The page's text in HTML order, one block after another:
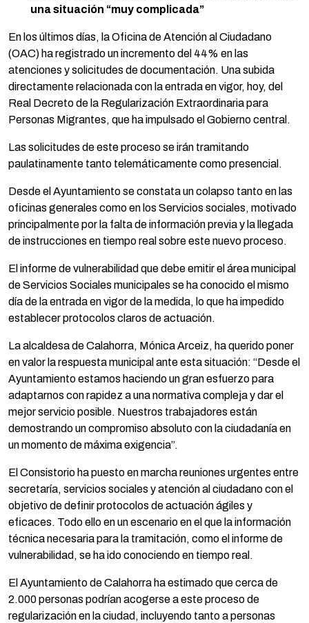
una situación “muy complicada”
En los últimos días, la Oficina de Atención al Ciudadano
(OAC) ha registrado un incremento del 44% en las
atenciones y solicitudes de documentación. Una subida
directamente relacionada con la entrada en vigor, hoy, del
Real Decreto de la Regularización Extraordinaria para
Personas Migrantes, que ha impulsado el Gobierno central.
Las solicitudes de este proceso se irán tramitando
paulatinamente tanto telemáticamente como presencial.
Desde el Ayuntamiento se constata un colapso tanto en las
oficinas generales como en los Servicios sociales, motivado
principalmente por la falta de información previa y la llegada
de instrucciones en tiempo real sobre este nuevo proceso.
El informe de vulnerabilidad que debe emitir el área municipal
de Servicios Sociales municipales se ha conocido el mismo
día de la entrada en vigor de la medida, lo que ha impedido
establecer protocolos claros de actuación.
La alcaldesa de Calahorra, Mónica Arceiz, ha querido poner
en valor la respuesta municipal ante esta situación: “Desde el
Ayuntamiento estamos haciendo un gran esfuerzo para
adaptarnos con rapidez a una normativa compleja y dar el
mejor servicio posible. Nuestros trabajadores están
demostrando un compromiso absoluto con la ciudadanía en
un momento de máxima exigencia”.
El Consistorio ha puesto en marcha reuniones urgentes entre
secretaría, servicios sociales y atención al ciudadano con el
objetivo de definir protocolos de actuación ágiles y
eficaces. Todo ello en un escenario en el que la información
técnica necesaria para la tramitación, como el informe de
vulnerabilidad, se ha ido conociendo en tiempo real.
El Ayuntamiento de Calahorra ha estimado que cerca de
2.000 personas podrían acogerse a este proceso de
regularización en la ciudad, incluyendo tanto a personas